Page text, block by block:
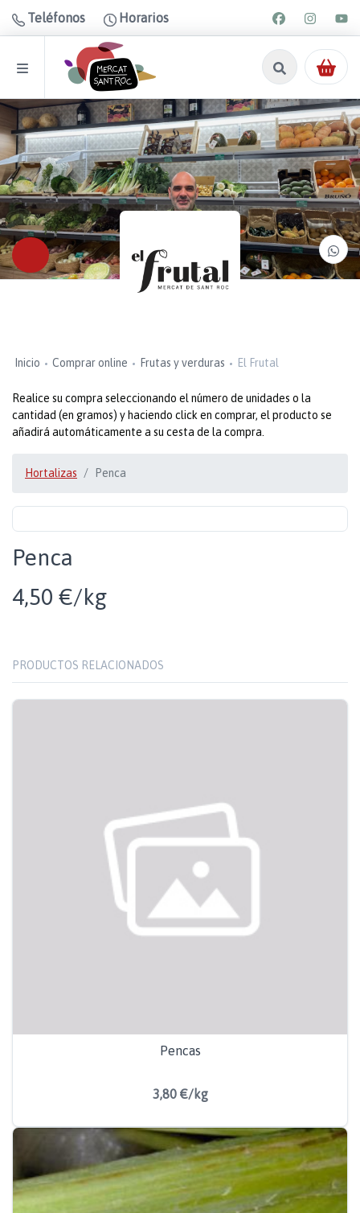
Teléfonos Horarios
Inicio Comprar online Frutas y verduras El Frutal
Realice su compra seleccionando el número de unidades o la
cantidad (en gramos) y haciendo click en comprar, el producto se
añadirá automáticamente a su cesta de la compra.
Hortalizas Penca
Penca
4,50 €/kg
PRODUCTOS RELACIONADOS
Pencas
3,80 €/kg